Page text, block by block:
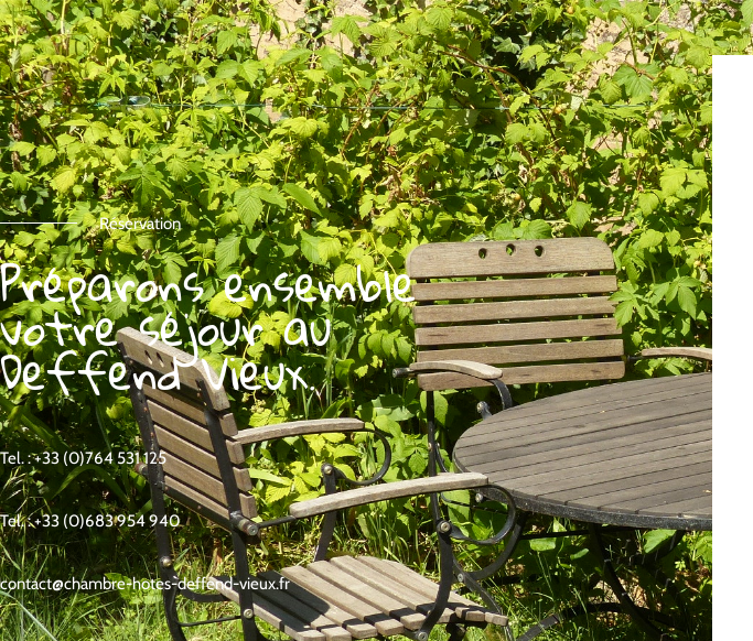
Réservation
Préparons ensemble
votre séjour au
Deffend Vieux.
Tel. : +33 (0)764 531 125
Tel. : +33 (0)683 954 940
contact@chambre-hotes-deffend-vieux.fr